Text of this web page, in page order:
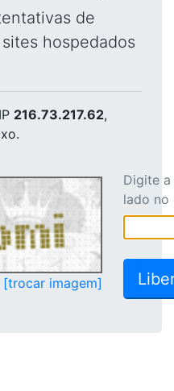
de
hospedados
216.73.217.62,
[trocar imagem]
Digite
lado no